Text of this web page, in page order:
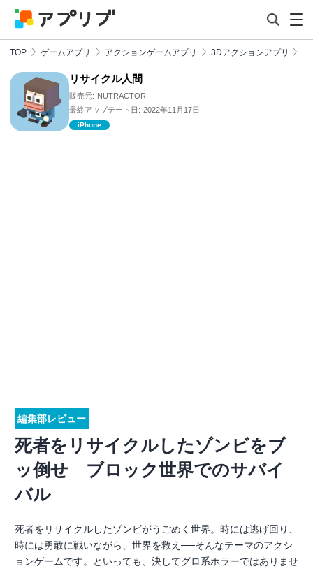
TOP ゲームアプリ アクションゲームアプリ 3Dアクションアプリ
リサイクル人間
販売元: NUTRACTOR
最終アップデート日: 2022年11月17日
iPhone
編集部レビュー
死者をリサイクルしたゾンビをブ
ッ倒せ ブロック世界でのサバイ
バル
死者をリサイクルしたゾンビがうごめく世界。時には逃げ回り、
時には勇敢に戦いながら、世界を救え──そんなテーマのアクシ
ョンゲームです。といっても、決してグロ系ホラーではありませ